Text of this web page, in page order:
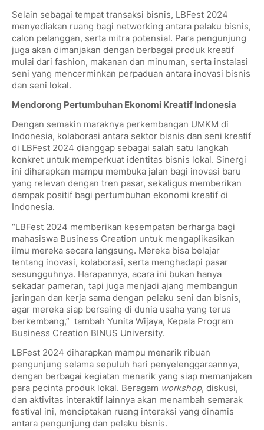
Selain sebagai tempat transaksi bisnis, LBFest 2024
menyediakan ruang bagi networking antara pelaku bisnis,
calon pelanggan, serta mitra potensial. Para pengunjung
juga akan dimanjakan dengan berbagai produk kreatif
mulai dari fashion, makanan dan minuman, serta instalasi
seni yang mencerminkan perpaduan antara inovasi bisnis
dan seni lokal.
Mendorong Pertumbuhan Ekonomi Kreatif Indonesia
Dengan semakin maraknya perkembangan UMKM di
Indonesia, kolaborasi antara sektor bisnis dan seni kreatif
di LBFest 2024 dianggap sebagai salah satu langkah
konkret untuk memperkuat identitas bisnis lokal. Sinergi
ini diharapkan mampu membuka jalan bagi inovasi baru
yang relevan dengan tren pasar, sekaligus memberikan
dampak positif bagi pertumbuhan ekonomi kreatif di
Indonesia.
“LBFest 2024 memberikan kesempatan berharga bagi
mahasiswa Business Creation untuk mengaplikasikan
ilmu mereka secara langsung. Mereka bisa belajar
tentang inovasi, kolaborasi, serta menghadapi pasar
sesungguhnya. Harapannya, acara ini bukan hanya
sekadar pameran, tapi juga menjadi ajang membangun
jaringan dan kerja sama dengan pelaku seni dan bisnis,
agar mereka siap bersaing di dunia usaha yang terus
berkembang,” tambah Yunita Wijaya, Kepala Program
Business Creation BINUS University.
LBFest 2024 diharapkan mampu menarik ribuan
pengunjung selama sepuluh hari penyelenggaraannya,
dengan berbagai kegiatan menarik yang siap memanjakan
para pecinta produk lokal. Beragam workshop, diskusi,
dan aktivitas interaktif lainnya akan menambah semarak
festival ini, menciptakan ruang interaksi yang dinamis
antara pengunjung dan pelaku bisnis.